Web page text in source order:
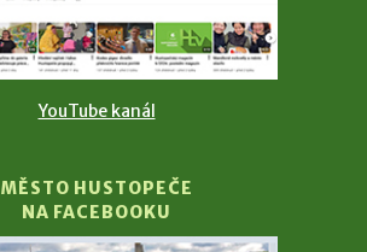
YouTube kanál
MĚSTO HUSTOPEČE
NA FACEBOOKU